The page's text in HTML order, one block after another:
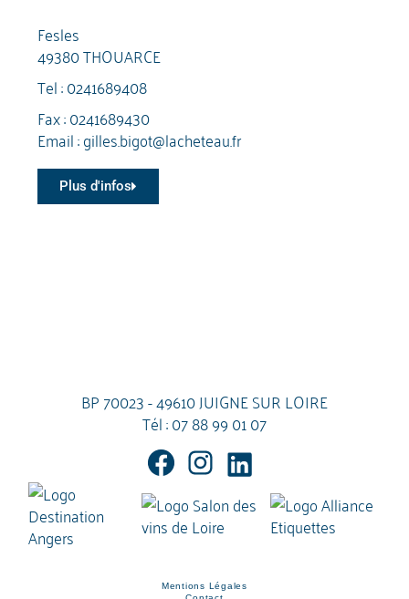
Fesles
49380 THOUARCE
Tel :0241689408
Fax : 0241689430
Email :gilles.bigot@lacheteau.fr
Plus d'infos
BP 70023 - 49610 JUIGNE SUR LOIRE
Tél :07 88 99 01 07
Mentions Légales